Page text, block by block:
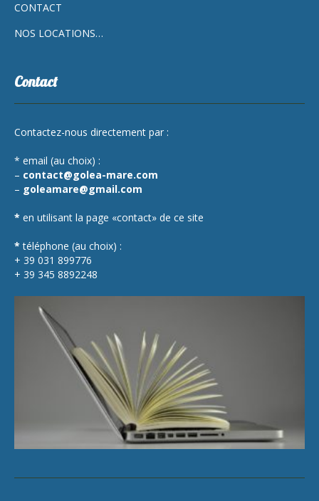
CONTACT
NOS LOCATIONS…
Contact
Contactez-nous directement par :
* email (au choix) :
– contact@golea-mare.com
– goleamare@gmail.com
* en utilisant la page «contact» de ce site
* téléphone (au choix) :
+ 39 031 899776
+ 39 345 8892248